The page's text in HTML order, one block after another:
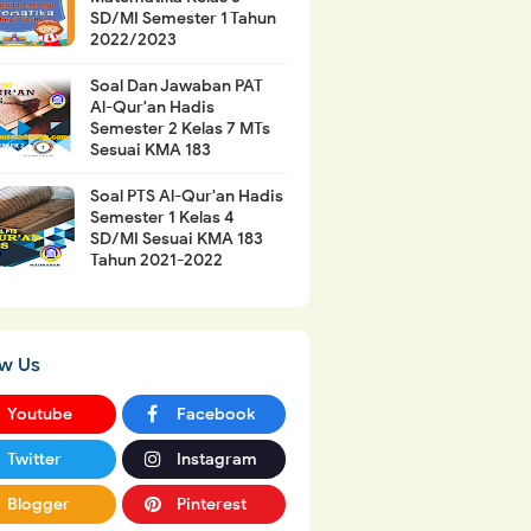
SD/MI Semester 1 Tahun
2022/2023
Soal Dan Jawaban PAT
Al-Qur'an Hadis
Semester 2 Kelas 7 MTs
Sesuai KMA 183
Soal PTS Al-Qur'an Hadis
Semester 1 Kelas 4
SD/MI Sesuai KMA 183
Tahun 2021-2022
Us
Youtube Facebook
Twitter Instagram
Blogger Pinterest